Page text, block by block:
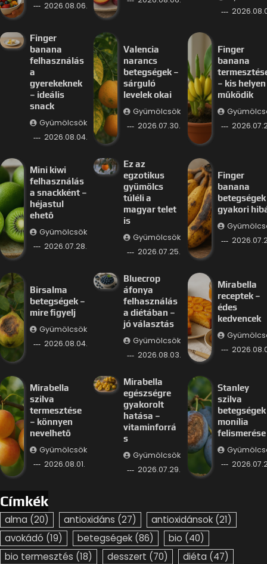
2026.08.06.
Finger
banana
felhasználás
a
gyerekeknek
– ideális
snack
Gyümölcsök
2026.08.04.
Valencia
narancs
betegségek –
sárguló
levelek okai
Gyümölcsök
2026.07.30.
Finger
banana
– kis
működik
Mini kiwi
felhasználás
a snackként –
héjastul
ehető
Gyümölcsök
2026.07.28.
Ez az
egzotikus
gyümölcs
túléli a
magyar telet
is
Gyümölcsök
2026.07.25.
Finger
banana
betegségek
gyakori
Birsalma
betegségek –
mire figyelj
Gyümölcsök
2026.08.04.
Bluecrop
áfonya
felhasználás
a diétában –
jó választás
Gyümölcsök
2026.08.03.
Mirabella
receptek –
édes
kedvencek
Mirabella
szilva
termesztése
– könnyen
nevelhető
Gyümölcsök
2026.08.01.
Mirabella
egészségre
gyakorolt
hatása –
vitaminforrá
s
Gyümölcsök
2026.07.29.
Stanley
szilva
betegségek
monília
felismerése
Címkék
alma (20) antioxidáns (27) antioxidánsok (21)
avokádó (19) betegségek (86) bio (40)
bio termesztés (18) desszert (70) diéta (47)